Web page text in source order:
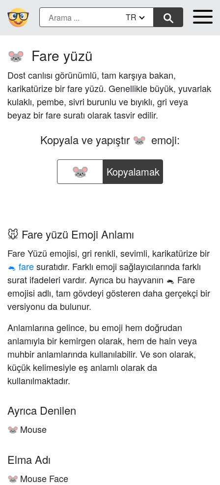
TR
🐭 Fare yüzü
Dost canlısı görünümlü, tam karşıya bakan,
karikatürize bir fare yüzü. Genellikle büyük, yuvarlak
kulaklı, pembe, sivri burunlu ve bıyıklı, gri veya
beyaz bir fare suratı olarak tasvir edilir.
Kopyala ve yapıştır 🐭 emoji:
Kopyalamak
🐭 Fare yüzü Emoji Anlamı
Fare Yüzü emojisi, gri renkli, sevimli, karikatürize bir
🐁 faresuratıdır. Farklı emoji sağlayıcılarında farklı
surat ifadeleri vardır. Ayrıca bu hayvanın 🐁 Fare
emojisi adlı, tam gövdeyi gösteren daha gerçekçi bir
versiyonu da bulunur.
Anlamlarına gelince, bu emoji hem doğrudan
anlamıyla bir kemirgen olarak, hem de hain veya
muhbir anlamlarında kullanılabilir. Ve son olarak,
küçük kelimesiyle eş anlamlı olarak da
kullanılmaktadır.
Ayrıca Denilen
🐭 Mouse
Elma Adı
🐭 Mouse Face